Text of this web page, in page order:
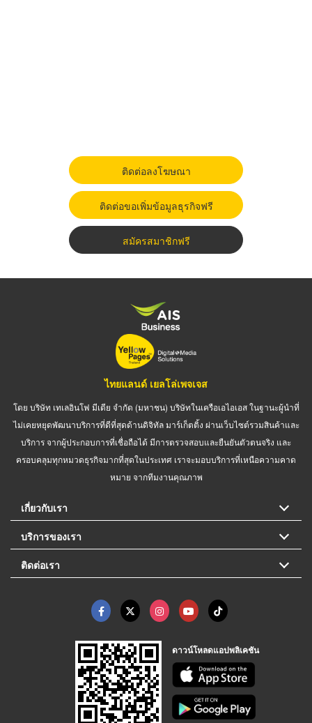
ติดต่อลงโฆษณา
ติดต่อขอเพิ่มข้อมูลธุรกิจฟรี
สมัครสมาชิกฟรี
ไทยแลนด์ เยลโล่เพจเจส
โดย บริษัท เทเลอินโฟ มีเดีย จำกัด (มหาชน) บริษัทในเครือเอไอเอส ในฐานะผู้นำที่
ไม่เคยหยุดพัฒนาบริการที่ดีที่สุดด้านดิจิทัล มาร์เก็ตติ้ง ผ่านเว็บไซต์รวมสินค้าและ
บริการ จากผู้ประกอบการที่เชื่อถือได้ มีการตรวจสอบและยืนยันตัวตนจริง และ
ครอบคลุมทุกหมวดธุรกิจมากที่สุดในประเทศ เราจะมอบบริการที่เหนือความคาด
หมาย จากทีมงานคุณภาพ
เกี่ยวกับเรา
บริการของเรา
ติดต่อเรา
ดาวน์โหลดแอปพลิเคชัน